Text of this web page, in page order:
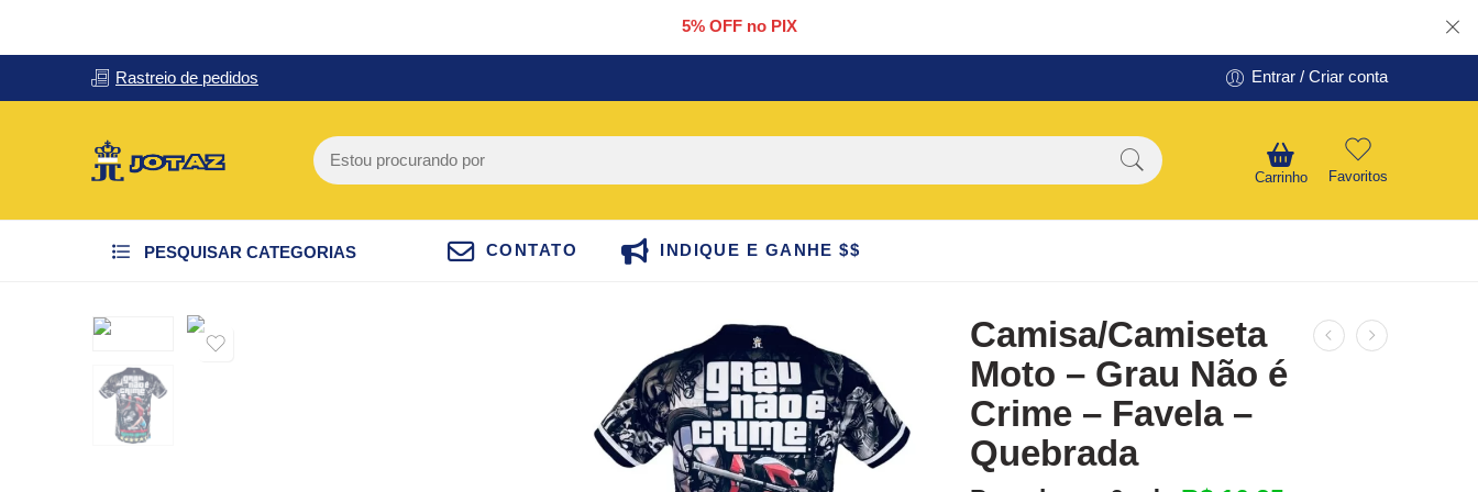
5% OFF no PIX
Rastreio de pedidos Entrar / Criar conta
Carrinho Favoritos
PESQUISAR CATEGORIAS CONTATO INDIQUE E GANHE $$
Camisa/Camiseta
Moto – Grau Não é
Crime – Favela –
Quebrada